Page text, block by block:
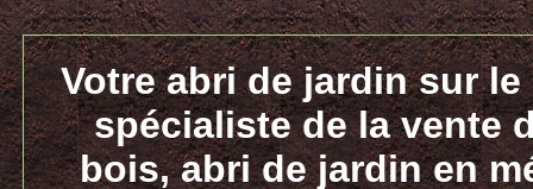
Votre abri de jardin sur
spécialiste de la vente
bois, abri de jardin en